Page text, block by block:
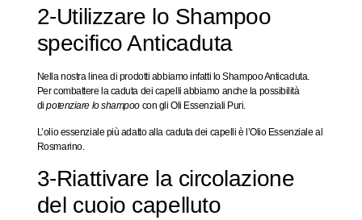
2-Utilizzare lo Shampoo
specifico Anticaduta
Nella nostra linea di prodotti abbiamo infatti loShampoo Anticaduta.
Per combattere la caduta dei capelli abbiamo anche la possibilità
dipotenziare lo shampoo con gli Oli Essenziali Puri.
L’olio essenziale più adatto alla caduta dei capelli è l’Olio Essenziale al
Rosmarino.
3-Riattivare la circolazione
del cuoio capelluto